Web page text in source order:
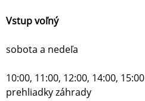
Vstup voľný
sobota a nedeľa
10:00, 11:00, 12:00, 14:00,
prehliadky záhrady